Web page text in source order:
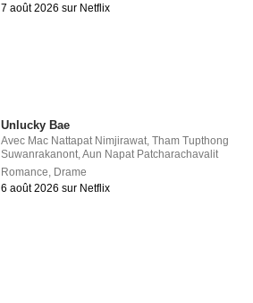
7 août 2026 sur Netflix
Unlucky Bae
Avec Mac Nattapat Nimjirawat ,Tham Tupthong
Suwanrakanont ,Aun Napat Patcharachavalit
Romance Drame
6 août 2026 sur Netflix